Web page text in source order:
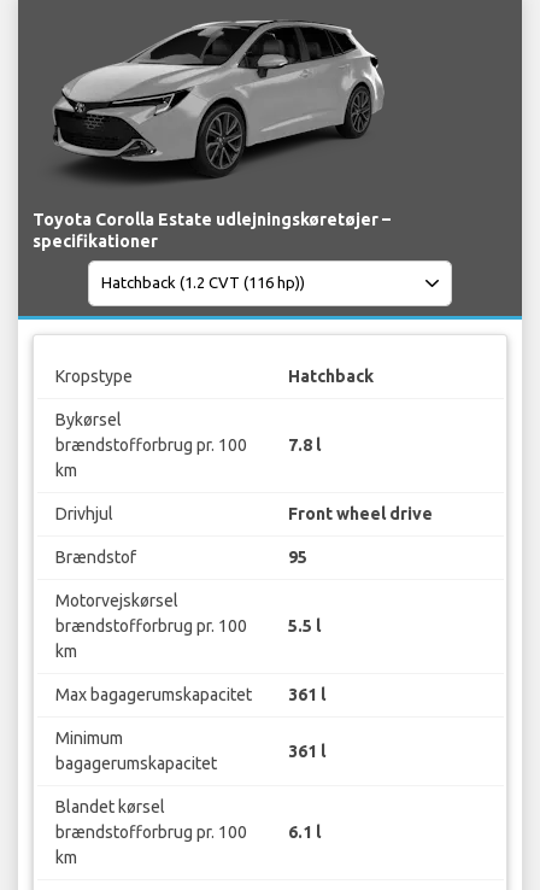
Toyota Corolla Estate udlejningskøretøjer –
specifikationer
Kropstype Hatchback
Bykørsel
brændstofforbrug pr. 100
km
7.8 l
Drivhjul Front wheel drive
Brændstof 95
Motorvejskørsel
brændstofforbrug pr. 100
km
5.5 l
Max bagagerumskapacitet 361 l
Minimum
bagagerumskapacitet
361 l
Blandet kørsel
brændstofforbrug pr. 100
km
6.1 l